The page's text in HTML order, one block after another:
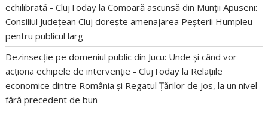
echilibrată - ClujToday laComoară ascunsă din Munții Apuseni:
Consiliul Județean Cluj dorește amenajarea Peșterii Humpleu
pentru publicul larg
Dezinsecție pe domeniul public din Jucu: Unde și când vor
acționa echipele de intervenție - ClujToday la Relațiile
economice dintre România și Regatul Țărilor de Jos, la un nivel
fără precedent de bun